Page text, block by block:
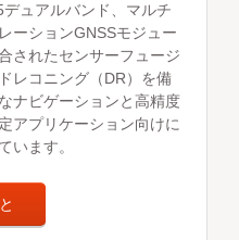
デュアルバンド、マルチ
ーションGNSSモジュー
されたセンサーフュージ
レコニング（DR）を備
ナビゲーションと高精度
アプリケーション向けに
います。